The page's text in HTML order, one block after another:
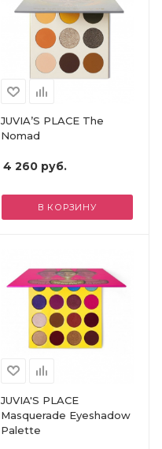
JUVIA’S PLACE The
Nomad
4 260руб.
В КОРЗИНУ
JUVIA'S PLACE
Masquerade Eyeshadow
Palette